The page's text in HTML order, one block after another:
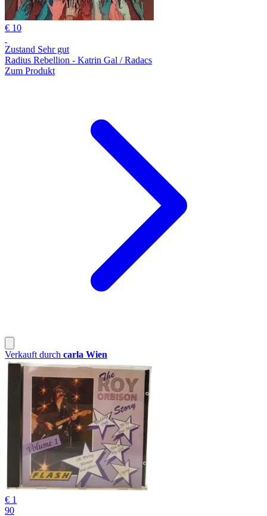
€ 10
Zustand Sehr gut
Radius Rebellion - Katrin Gal / Radacs
Zum Produkt
Verkauft durch carla Wien
€ 1
90